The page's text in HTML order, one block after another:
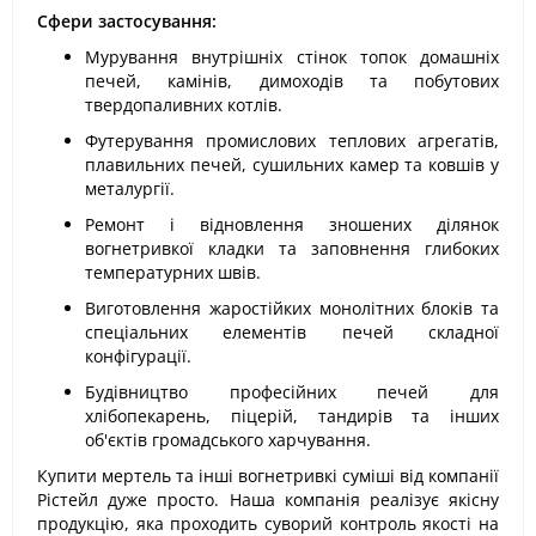
Сфери застосування:
Мурування внутрішніх стінок топок домашніх
печей, камінів, димоходів та побутових
твердопаливних котлів.
Футерування промислових теплових агрегатів,
плавильних печей, сушильних камер та ковшів у
металургії.
Ремонт і відновлення зношених ділянок
вогнетривкої кладки та заповнення глибоких
температурних швів.
Виготовлення жаростійких монолітних блоків та
спеціальних елементів печей складної
конфігурації.
Будівництво професійних печей для
хлібопекарень, піцерій, тандирів та інших
об'єктів громадського харчування.
Купити мертель та інші вогнетривкі суміші від компанії
Рістейл дуже просто. Наша компанія реалізує якісну
продукцію, яка проходить суворий контроль якості на